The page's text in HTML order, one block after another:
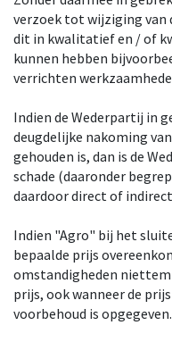
verzoek tot wijziging van
dit in kwalitatief en / of
kunnen hebben
verrichten
Indien de Wederpartij in
deugdelijke nakoming
gehouden is, dan is de
schade (daaronder
daardoor direct of
Indien "Agro" bij het
bepaalde prijs
omstandigheden
prijs, ook wanneer de
voorbehoud is opgegeven.